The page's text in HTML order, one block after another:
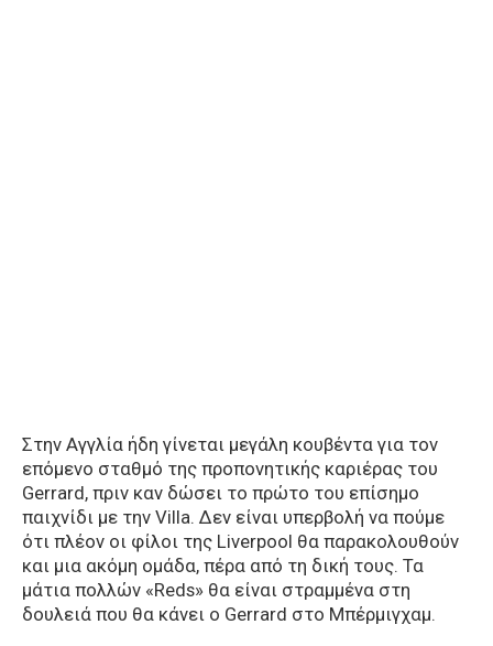
Στην Αγγλία ήδη γίνεται μεγάλη κουβέντα για τον
επόμενο σταθμό της προπονητικής καριέρας του
Gerrard, πριν καν δώσει το πρώτο του επίσημο
παιχνίδι με την Villa. Δεν είναι υπερβολή να πούμε
ότι πλέον οι φίλοι της Liverpool θα παρακολουθούν
και μια ακόμη ομάδα, πέρα από τη δική τους. Τα
μάτια πολλών «Reds» θα είναι στραμμένα στη
δουλειά που θα κάνει ο Gerrard στο Μπέρμιγχαμ.